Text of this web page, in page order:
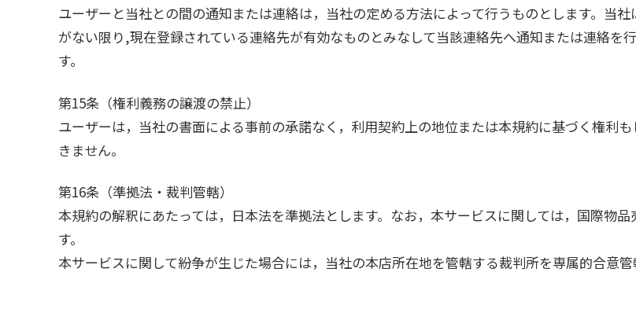
ユーザーと当社との間の通知または連絡は，当社の定める方法によって行うものとします。当
がない限り,現在登録されている連絡先が有効なものとみなして当該連絡先へ通知または連絡を
す。
第15条（権利義務の譲渡の禁止）
ユーザーは，当社の書面による事前の承諾なく，利用契約上の地位または本規約に基づく権利
きません。
第16条（準拠法・裁判管轄）
本規約の解釈にあたっては，日本法を準拠法とします。なお，本サービスに関しては，国際物
す。
本サービスに関して紛争が生じた場合には，当社の本店所在地を管轄する裁判所を専属的合意管